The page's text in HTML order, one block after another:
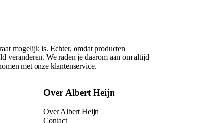
mogelijk is. Echter, omdat producten
veranderen. We raden je daarom aan om altijd
met onze klantenservice.
Over Albert Heijn
Over Albert Heijn
Contact